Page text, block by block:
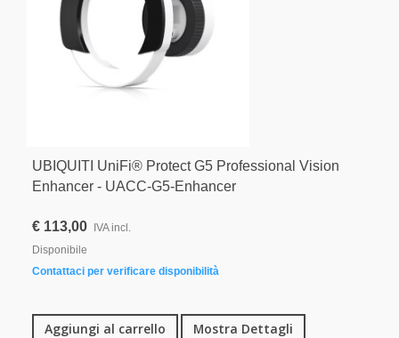
UBIQUITI UniFi® Protect G5 Professional Vision
Enhancer - UACC-G5-Enhancer
€ 113,00 IVA incl.
Disponibile
Contattaci per verificare disponibilità
Aggiungi al carrello Mostra Dettagli